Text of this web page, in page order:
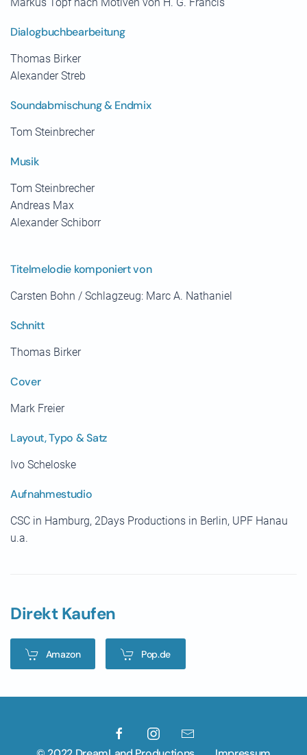
Markus Topf nach Motiven von H. G. Francis
Dialogbuchbearbeitung
Thomas Birker
Alexander Streb
Soundabmischung & Endmix
Tom Steinbrecher
Musik
Tom Steinbrecher
Andreas Max
Alexander Schiborr
Titelmelodie komponiert von
Carsten Bohn / Schlagzeug: Marc A. Nathaniel
Schnitt
Thomas Birker
Cover
Mark Freier
Layout, Typo & Satz
Ivo Scheloske
Aufnahmestudio
CSC in Hamburg, 2Days Productions in Berlin, UPF Hanau
u.a.
Direkt Kaufen
Amazon Pop.de